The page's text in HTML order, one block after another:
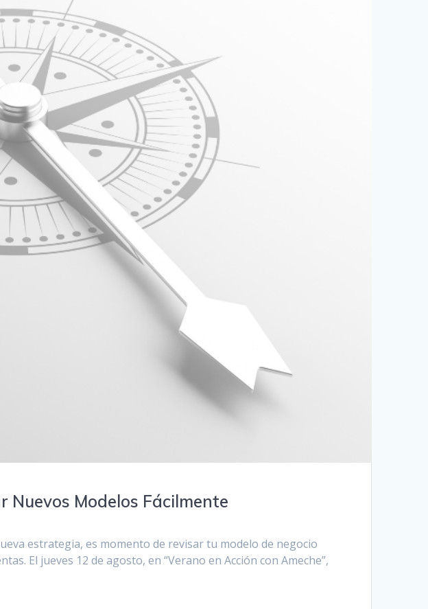
Nuevos Modelos Fácilmente
estrategia, es momento de revisar tu modelo de negocio
El jueves 12 de agosto, en “Verano en Acción con Ameche”,